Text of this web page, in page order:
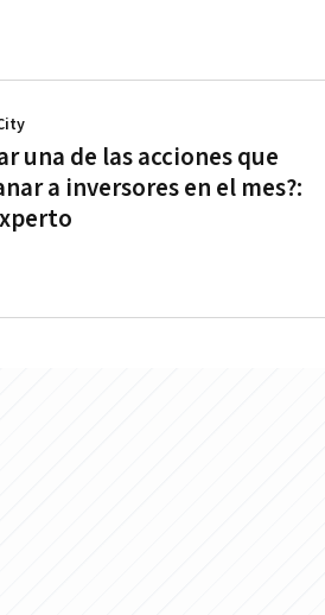
una de las acciones que
a inversores en el mes?: